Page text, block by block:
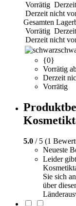
Vorrätig
Derzeit nicht
Gesamten
Vorrätig
Derzeit nicht
{0}
Vorrätig
Derzeit
Vorrätig
5.0 / 5 (1
Neueste
Leider
Sie sich
über